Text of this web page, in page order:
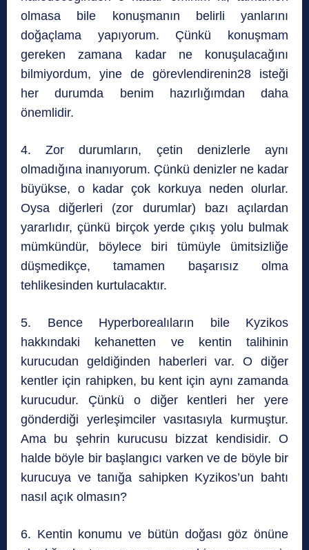
olmasa bile konuşmanın belirli yanlarını
doğaçlama yapıyorum. Çünkü konuşmam
gereken zamana kadar ne konuşulacağını
bilmiyordum, yine de görevlendirenin28 isteği
her durumda benim hazırlığımdan daha
önemlidir.
4. Zor durumların, çetin denizlerle aynı
olmadığına inanıyorum. Çünkü denizler ne kadar
büyükse, o kadar çok korkuya neden olurlar.
Oysa diğerleri (zor durumlar) bazı açılardan
yararlıdır, çünkü birçok yerde çıkış yolu bulmak
mümkündür, böylece biri tümüyle ümitsizliğe
düşmedikçe, tamamen başarısız olma
tehlikesinden kurtulacaktır.
5. Bence Hyperborealıların bile Kyzikos
hakkındaki kehanetten ve kentin talihinin
kurucudan geldiğinden haberleri var. O diğer
kentler için rahipken, bu kent için aynı zamanda
kurucudur. Çünkü o diğer kentleri her yere
gönderdiği yerleşimciler vasıtasıyla kurmuştur.
Ama bu şehrin kurucusu bizzat kendisidir. O
halde böyle bir başlangıcı varken ve de böyle bir
kurucuya ve tanığa sahipken Kyzikos’un bahtı
nasıl açık olmasın?
6. Kentin konumu ve bütün doğası göz önüne